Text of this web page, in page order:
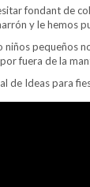
fondant de
y le hemos
pequeños
fuera de la
de Ideas para